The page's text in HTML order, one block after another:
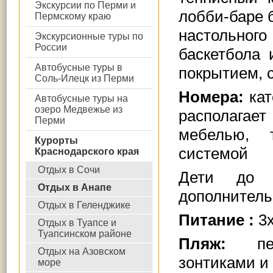
Экскурсии по Перми и
Пермскому краю
Экскурсионные туры по
России
Автобусные туры в
Соль-Илецк из Перми
Автобусные туры на
озеро Медвежье из
Перми
Курорты
Краснодарского края
Отдых в Сочи
Отдых в Анапе
Отдых в Геленджике
Отдых в Туапсе и
Туапсинском районе
Отдых на Азовском
море
лобби-баре
покрытием,
Номера:
мебелью,
системой
Дети до
Питание :
Пляж:
зонтиками